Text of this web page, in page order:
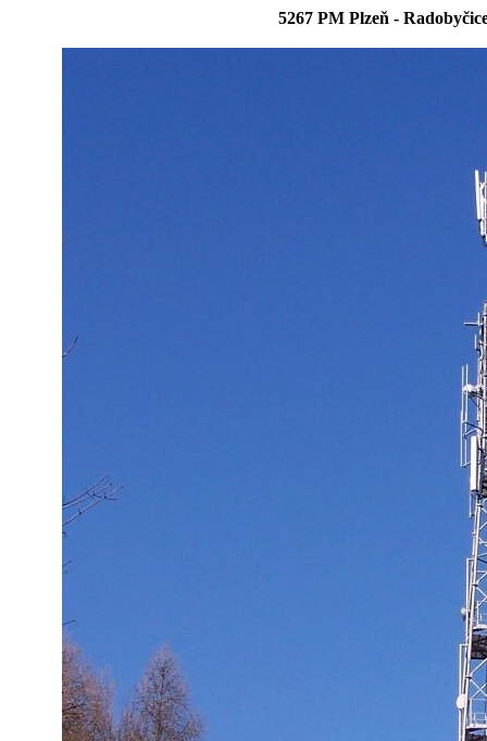
5267 PM Plzeň -